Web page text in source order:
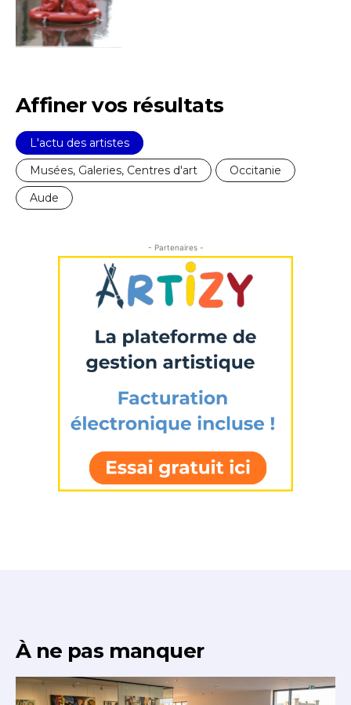
Statut / Organisation
Nom
Statut / Organisation
J'accepte lestermes et conditions
Affiner vos résultats
L'actu des artistes
Musées, Galeries, Centres d'art
Occitanie
Aude
- Partenaires -
À ne pas manquer